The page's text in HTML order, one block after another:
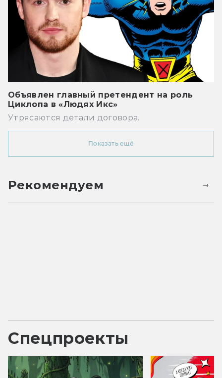
Объявлен главный претендент на роль
Циклопа в «Людях Икс»
Утрясаются детали договора.
Показать ещё
Рекомендуем
Спецпроекты